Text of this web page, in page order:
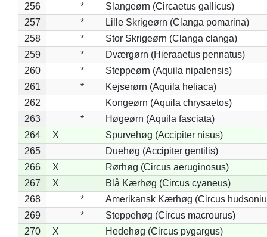
256
*
Slangeørn (Circaetus gallicus)
257
*
Lille Skrigeørn (Clanga pomarina)
258
*
Stor Skrigeørn (Clanga clanga)
259
*
Dværgørn (Hieraaetus pennatus)
260
*
Steppeørn (Aquila nipalensis)
261
*
Kejserørn (Aquila heliaca)
262
Kongeørn (Aquila chrysaetos)
263
*
Høgeørn (Aquila fasciata)
264
X
Spurvehøg (Accipiter nisus)
265
Duehøg (Accipiter gentilis)
266
X
Rørhøg (Circus aeruginosus)
267
X
Blå Kærhøg (Circus cyaneus)
268
*
Amerikansk Kærhøg (Circus
269
*
Steppehøg (Circus macrourus)
270
X
Hedehøg (Circus pygargus)